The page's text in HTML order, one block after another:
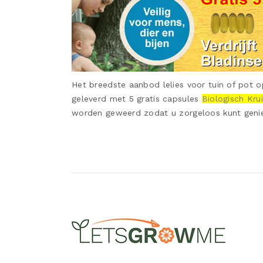
Het breedste aanbod lelies voor tuin of pot
geleverd met 5 gratis capsules BiOlogisch
worden geweerd zodat u zorgeloos kunt